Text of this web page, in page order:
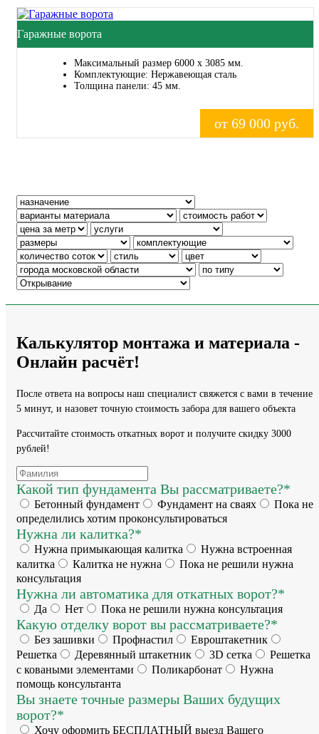
Гаражные ворота
Максимальный размер 6000 x 3085 мм.
Комплектующие: Нержавеющая сталь
Толщина панели: 45 мм.
от 69 000 руб.
Калькулятор монтажа и материала -
Онлайн расчёт!
После ответа на вопросы наш специалист свяжется с вами в течение
5 минут, и назовет точную стоимость забора для вашего объекта
Рассчитайте стоимость откатных ворот и получите скидку 3000
рублей!
Какой тип фундамента Вы рассматриваете?*
Бетонный фундамент Фундамент на сваях
Пока не
определились хотим проконсультироваться
Нужна ли калитка?*
Нужна примыкающая калитка
Нужна встроенная
калитка
Калитка не нужна
Пока не решили нужна
консультация
Нужна ли автоматика для откатных ворот?*
Да Нет Пока не решили нужна консультация
Какую отделку ворот вы рассматриваете?*
Без зашивки Профнастил
Евроштакетник
Решетка
Деревянный штакетник 3D сетка
Решетка
с коваными элементами
Поликарбонат
Нужна
помощь консультанта
Вы знаете точные размеры Ваших будущих
ворот?*
Хочу оформить БЕСПЛАТНЫЙ выезд Вашего